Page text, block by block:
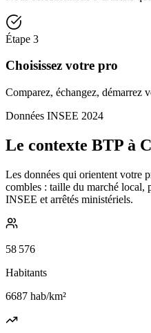
Étape 3
Choisissez votre pro
Comparez, échangez, démarrez
Données INSEE 2024
Le contexte BTP à
Les données qui orientent votre
combles : taille du marché local,
INSEE et arrêtés ministériels.
58 576
Habitants
6687 hab/km²